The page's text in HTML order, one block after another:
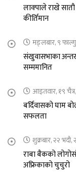
लाक्पाले राखे
कीर्तिमान
मङ्लबार, ९
संखुवासभाका
सम्ममानित
आइतवार, १९
बर्दिवासको घाम
सफलता
शुक्रबार, २२
राबा बैकको
अफ्रिकाको चुचुरो